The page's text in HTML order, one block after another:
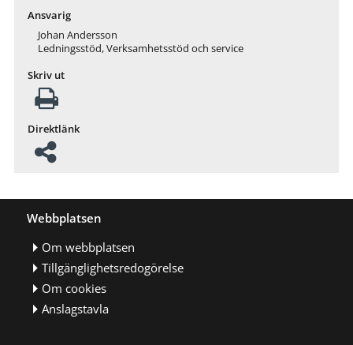
Ansvarig
Johan Andersson
Ledningsstöd, Verksamhetsstöd och service
Skriv ut
Direktlänk
Webbplatsen
Om webbplatsen
Tillgänglighetsredogörelse
Om cookies
Anslagstavla